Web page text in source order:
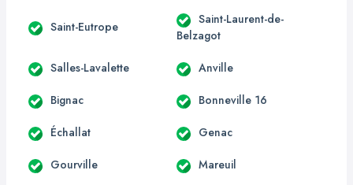
Saint-Eutrope
Saint-Laurent-de-
Belzagot
Salles-Lavalette Anville
Bignac Bonneville 16
Échallat Genac
Gourville Mareuil